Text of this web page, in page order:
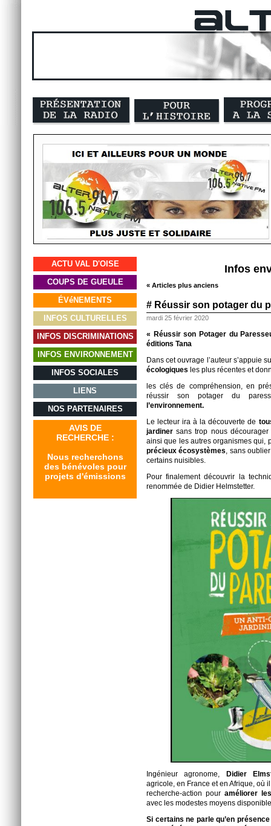
ACTU VAL D'OISE
COUPS DE GUEULE
ÉVéNEMENTS
INFOS CULTURELLES
INFOS DISCRIMINATIONS
INFOS ENVIRONNEMENT
INFOS SOCIALES
LIENS
NOS PARTENAIRES
AVIS DE
RECHERCHE :
Nous recherchons
des bénévoles pour
projets d'émissions
Infos
« Articles plus anciens
# Réussir son potager du
mardi 25 février 2020
« Réussir son Potager du
éditions Tana
Dans cet ouvrage l’auteur s’appuie
écologiques les plus récentes et
les clés de compréhension, en
réussir son potager du
l’environnement.
Le lecteur ira à la découverte de
jardiner sans trop nous
ainsi que les autres organismes qui,
précieux écosystèmes, sans
certains nuisibles.
Pour finalement découvrir la
renommée de Didier Helmstetter.
Ingénieur agronome,
Didier
agricole, en France et en Afrique, où
recherche-action pour améliorer
avec les modestes moyens
Si certains ne parle qu’en